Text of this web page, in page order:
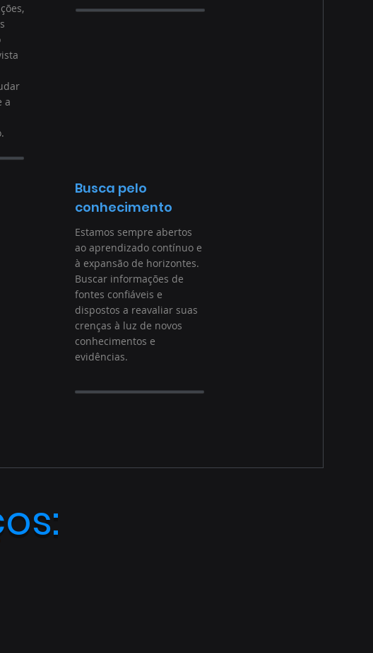
a
Busca pelo
conhecimento
Estamos sempre abertos
ao aprendizado contínuo e
à expansão de horizontes.
Buscar informações de
fontes confiáveis e
dispostos a reavaliar suas
crenças à luz de novos
conhecimentos e
evidências.